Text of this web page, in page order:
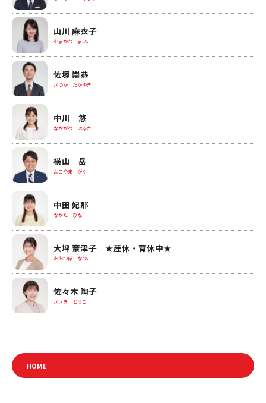
山川 麻衣子
やまかわ まいこ
佐塚 崇恭
さつか たかゆき
中川 悠
なかがわ はるか
横山 岳
よこやま がく
中田 妃那
なかた ひな
大坪 奈津子 ★産休・育休中★
おおつぼ なつこ
佐々木 陶子
ささき とうこ
HOME